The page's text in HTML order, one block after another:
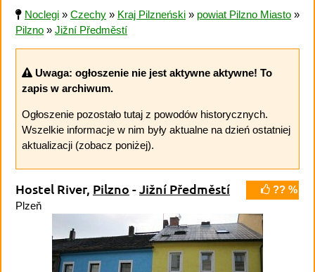
Noclegi » Czechy » Kraj Pilzneński » powiat Pilzno Miasto »
Pilzno » Jižní Předměstí
Uwaga: ogłoszenie nie jest aktywne aktywne! To
zapis w archiwum.
Ogłoszenie pozostało tutaj z powodów historycznych.
Wszelkie informacje w nim były aktualne na dzień ostatniej
aktualizacji (zobacz poniżej).
?? %
Hostel River, Pilzno -Jižní Předměstí
Plzeň